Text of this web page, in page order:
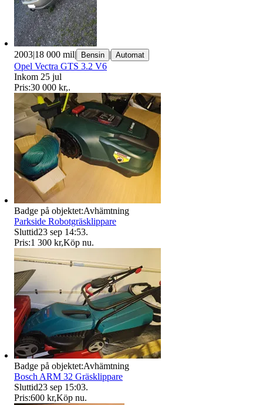
2003|18 000 mil| Bensin | Automat
Opel Vectra GTS 3.2 V6
Inkom 25 jul
Pris:30 000 kr,.
Badge på objektet:Avhämtning
Parkside Robotgräsklippare
Sluttid23 sep 14:53.
Pris:1 300 kr,Köp nu.
Badge på objektet:Avhämtning
Bosch ARM 32 Gräsklippare
Sluttid23 sep 15:03.
Pris:600 kr,Köp nu.